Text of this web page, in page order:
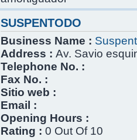
SUSPENTODO
Business Name :
Address : Av. Savio
Telephone No. :
Fax No. :
Sitio web :
Email :
Opening Hours :
Rating : 0 Out Of 10